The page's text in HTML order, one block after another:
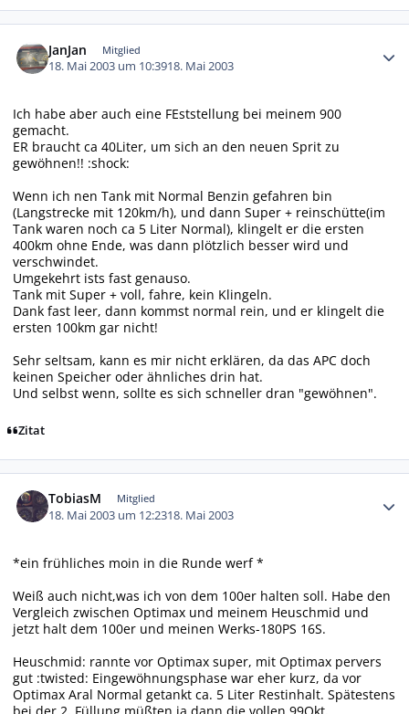
JanJan Mitglied
18. Mai 2003 um 10:3918. Mai 2003
Ich habe aber auch eine FEststellung bei meinem 900
gemacht.
ER braucht ca 40Liter, um sich an den neuen Sprit zu
gewöhnen!! :shock:
Wenn ich nen Tank mit Normal Benzin gefahren bin
(Langstrecke mit 120km/h), und dann Super + reinschütte(im
Tank waren noch ca 5 Liter Normal), klingelt er die ersten
400km ohne Ende, was dann plötzlich besser wird und
verschwindet.
Umgekehrt ists fast genauso.
Tank mit Super + voll, fahre, kein Klingeln.
Dank fast leer, dann kommst normal rein, und er klingelt die
ersten 100km gar nicht!
Sehr seltsam, kann es mir nicht erklären, da das APC doch
keinen Speicher oder ähnliches drin hat.
Und selbst wenn, sollte es sich schneller dran "gewöhnen".
Zitat
TobiasM Mitglied
18. Mai 2003 um 12:2318. Mai 2003
*ein frühliches moin in die Runde werf *
Weiß auch nicht,was ich von dem 100er halten soll. Habe den
Vergleich zwischen Optimax und meinem Heuschmid und
jetzt halt dem 100er und meinen Werks-180PS 16S.
Heuschmid: rannte vor Optimax super, mit Optimax pervers
gut :twisted: Eingewöhnungsphase war eher kurz, da vor
Optimax Aral Normal getankt ca. 5 Liter Restinhalt. Spätestens